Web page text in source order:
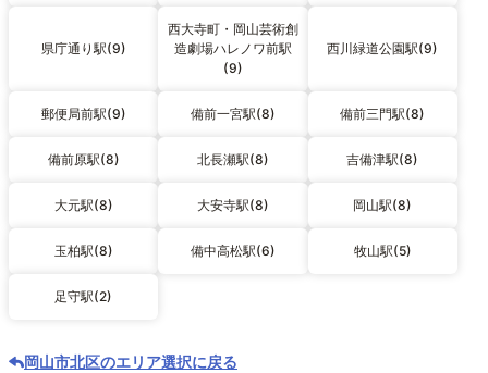
県庁通り駅(9)
西大寺町・岡山芸術創
造劇場ハレノワ前駅
(9)
西川緑道公園駅(9)
郵便局前駅(9) 備前一宮駅(8) 備前三門駅(8)
備前原駅(8) 北長瀬駅(8) 吉備津駅(8)
大元駅(8) 大安寺駅(8) 岡山駅(8)
玉柏駅(8) 備中高松駅(6) 牧山駅(5)
足守駅(2)
岡山市北区のエリア選択に戻る